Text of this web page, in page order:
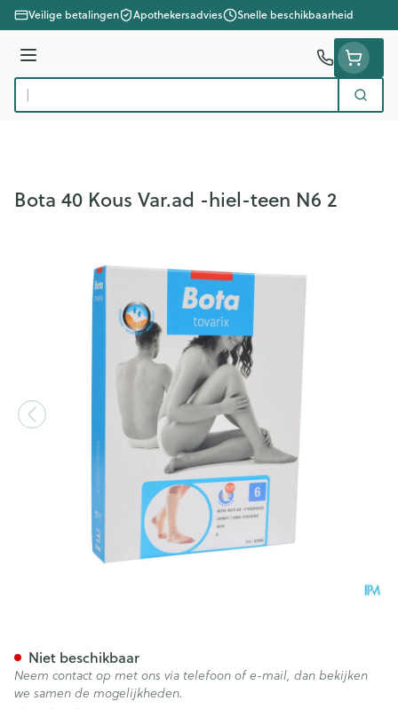
Ga naar de inhoud
Veilige betalingen Apothekersadvies Snelle beschikbaarheid
Menu
Product, merk, categorie...
Zoek
Bota 40 Kous Var.ad -hiel-teen N6 2
Niet beschikbaar
Neem contact op met ons via telefoon of e-mail, dan bekijken
we samen de mogelijkheden.